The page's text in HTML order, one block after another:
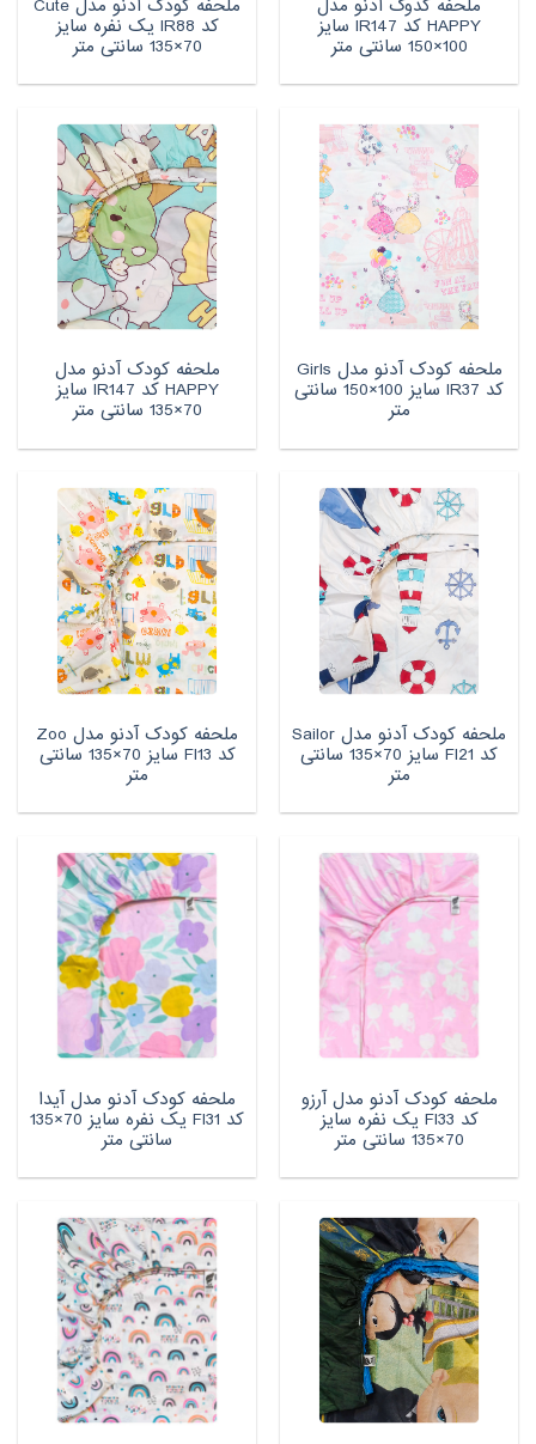
ملحفه کدوک آدنو مدل
HAPPY کد IR147 سایز
100×150 سانتی متر
ملحفه کودک آدنو مدل Cute
کد IR88 یک نفره سایز
70×135 سانتی متر
ملحفه کودک آدنو مدل Girls
کد IR37 سایز 100×150 سانتی
متر
ملحفه کودک آدنو مدل
HAPPY کد IR147 سایز
70×135 سانتی متر
ملحفه کودک آدنو مدل Sailor
کد FI21 سایز 70×135 سانتی
متر
ملحفه کودک آدنو مدل Zoo
کد FI13 سایز 70×135 سانتی
متر
ملحفه کودک آدنو مدل آرزو
کد FI33 یک نفره سایز
70×135 سانتی متر
ملحفه کودک آدنو مدل آیدا
کد FI31 یک نفره سایز 70×135
سانتی متر